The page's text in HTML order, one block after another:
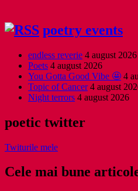
poetry events
endless reverie 4 august 2026
Poets 4 august 2026
You Gotta Good Vibe 🤩 4
Topic of Cancer 4 august
Night terrors 4 august 2026
poetic twitter
Twiturile mele
Cele mai bune